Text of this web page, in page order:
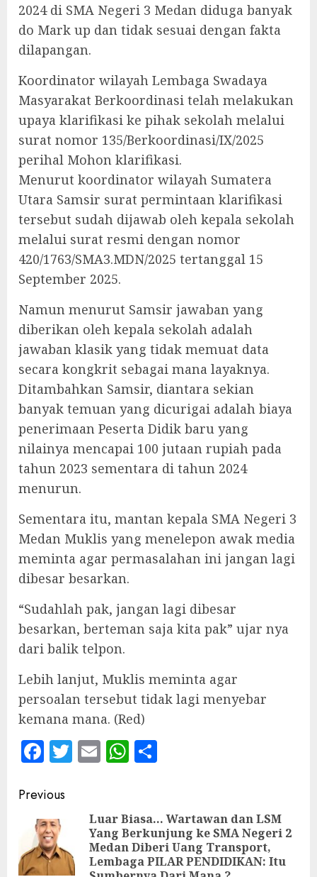
2024 di SMA Negeri 3 Medan diduga banyak
do Mark up dan tidak sesuai dengan fakta
dilapangan.
Koordinator wilayah Lembaga Swadaya
Masyarakat Berkoordinasi telah melakukan
upaya klarifikasi ke pihak sekolah melalui
surat nomor 135/Berkoordinasi/IX/2025
perihal Mohon klarifikasi.
Menurut koordinator wilayah Sumatera
Utara Samsir surat permintaan klarifikasi
tersebut sudah dijawab oleh kepala sekolah
melalui surat resmi dengan nomor
420/1763/SMA3.MDN/2025 tertanggal 15
September 2025.
Namun menurut Samsir jawaban yang
diberikan oleh kepala sekolah adalah
jawaban klasik yang tidak memuat data
secara kongkrit sebagai mana layaknya.
Ditambahkan Samsir, diantara sekian
banyak temuan yang dicurigai adalah biaya
penerimaan Peserta Didik baru yang
nilainya mencapai 100 jutaan rupiah pada
tahun 2023 sementara di tahun 2024
menurun.
Sementara itu, mantan kepala SMA Negeri 3
Medan Muklis yang menelepon awak media
meminta agar permasalahan ini jangan lagi
dibesar besarkan.
“Sudahlah pak, jangan lagi dibesar
besarkan, berteman saja kita pak” ujar nya
dari balik telpon.
Lebih lanjut, Muklis meminta agar
persoalan tersebut tidak lagi menyebar
kemana mana. (Red)
Facebook
Twitter
EmailWhatsApp
Continue
Reading
Previous
Luar Biasa… Wartawan dan LSM
Yang Berkunjung ke SMA Negeri 2
Medan Diberi Uang Transport,
Lembaga PILAR PENDIDIKAN: Itu